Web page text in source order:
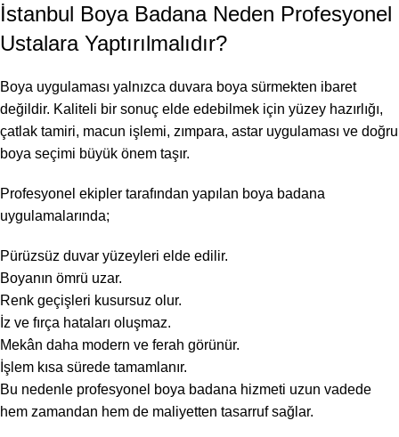
İstanbul Boya Badana Neden Profesyonel
Ustalara Yaptırılmalıdır?
Boya uygulaması yalnızca duvara boya sürmekten ibaret
değildir. Kaliteli bir sonuç elde edebilmek için yüzey hazırlığı,
çatlak tamiri, macun işlemi, zımpara, astar uygulaması ve doğru
boya seçimi büyük önem taşır.
Profesyonel ekipler tarafından yapılan boya badana
uygulamalarında;
Pürüzsüz duvar yüzeyleri elde edilir.
Boyanın ömrü uzar.
Renk geçişleri kusursuz olur.
İz ve fırça hataları oluşmaz.
Mekân daha modern ve ferah görünür.
İşlem kısa sürede tamamlanır.
Bu nedenle profesyonel boya badana hizmeti uzun vadede
hem zamandan hem de maliyetten tasarruf sağlar.